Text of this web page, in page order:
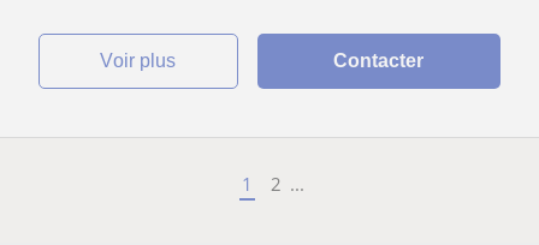
voir plus Contacter
1 2 ...